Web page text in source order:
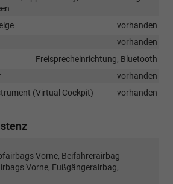
vorhanden
vorhanden
Freisprecheinrichtung, Bluetooth
vorhanden
(Virtual Cockpit)
vorhanden
Vorne, Beifahrerairbag
Vorne, Fußgängerairbag,